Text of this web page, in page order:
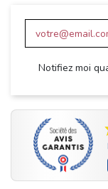
Notifiez moi